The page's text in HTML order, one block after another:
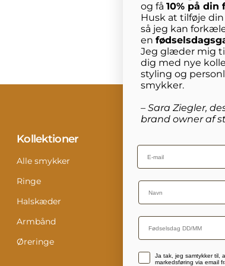
Kollektioner
Alle smykker
Ringe
Halskæder
Armbånd
Øreringe
og få 10% på din
Husk at tilføje
så jeg kan
en
Jeg glæder mig
dig med nye
styling og
smykker.
– Sara Ziegler,
brand owner af
Email
Name
Accepterer persondatapolitik
Ja tak, jeg samtykker til,
markedsføring via email